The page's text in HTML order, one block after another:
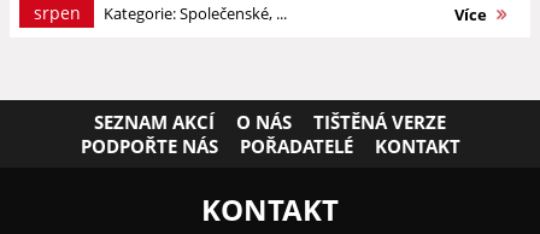
srpen
Kategorie: Společenské, ...
Více
SEZNAM AKCÍ O NÁS
TIŠTĚNÁ VERZE
PODPOŘTE NÁS
POŘADATELÉ KONTAKT
KONTAKT